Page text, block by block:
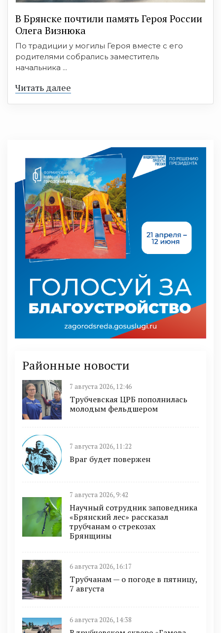
В Брянске почтили память Героя России
Олега Визнюка
По традиции у могилы Героя вместе с его
родителями собрались заместитель
начальника ...
Читать далее
Районные новости
7 августа 2026, 12:46
Трубчевская ЦРБ пополнилась
молодым фельдшером
7 августа 2026, 11:22
Враг будет повержен
7 августа 2026, 9:42
Научный сотрудник заповедника
«Брянский лес» рассказал
трубчанам о стрекозах
Брянщины
6 августа 2026, 16:17
Трубчанам — о погоде в пятницу,
7 августа
6 августа 2026, 14:38